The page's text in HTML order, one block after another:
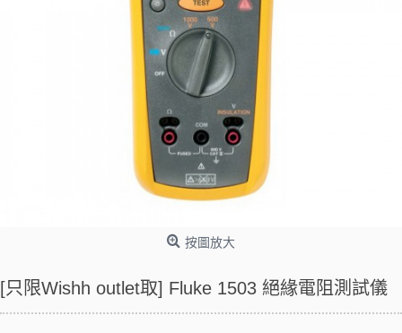
按圖放大
[只限Wishh outlet取] Fluke 1503 絕緣電阻測試儀